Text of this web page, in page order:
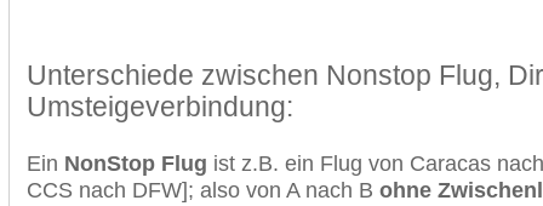
Unterschiede zwischen Nonstop Flug,
Umsteigeverbindung:
Ein NonStop Flug ist z.B. ein Flug von Caracas
CCS nach DFW]; also von A nach B ohne